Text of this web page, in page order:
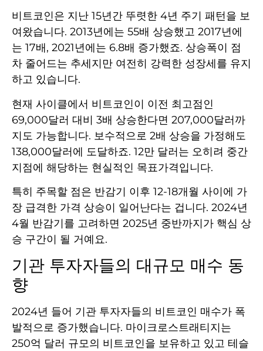
비트코인은 지난 15년간 뚜렷한 4년 주기 패턴을 보
여왔습니다. 2013년에는 55배 상승했고 2017년에
는 17배, 2021년에는 6.8배 증가했죠. 상승폭이 점
차 줄어드는 추세지만 여전히 강력한 성장세를 유지
하고 있습니다.
현재 사이클에서 비트코인이 이전 최고점인
69,000달러 대비 3배 상승한다면 207,000달러까
지도 가능합니다. 보수적으로 2배 상승을 가정해도
138,000달러에 도달하죠. 12만 달러는 오히려 중간
지점에 해당하는 현실적인 목표가격입니다.
특히 주목할 점은 반감기 이후 12-18개월 사이에 가
장 급격한 가격 상승이 일어난다는 겁니다. 2024년
4월 반감기를 고려하면 2025년 중반까지가 핵심 상
승 구간이 될 거예요.
기관 투자자들의 대규모 매수 동
향
2024년 들어 기관 투자자들의 비트코인 매수가 폭
발적으로 증가했습니다. 마이크로스트래티지는
250억 달러 규모의 비트코인을 보유하고 있고 테슬